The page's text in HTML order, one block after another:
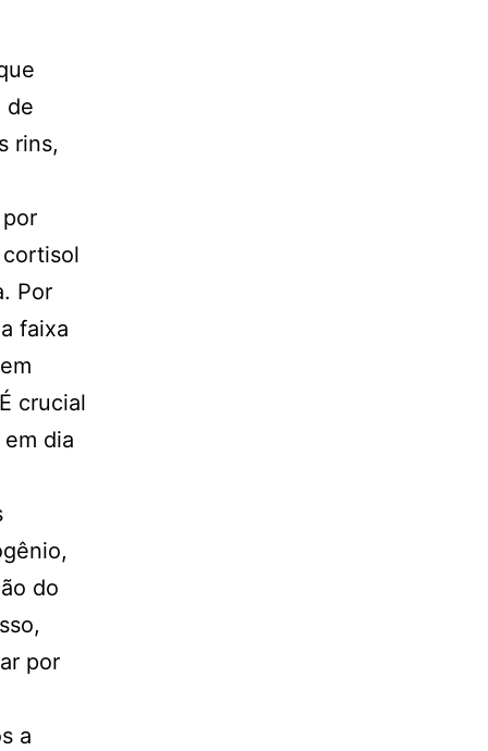
de
rins,
Por
faixa
crucial
dia
do
por
a